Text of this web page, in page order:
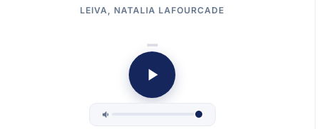
LEIVA, NATALIA LAFOURCADE